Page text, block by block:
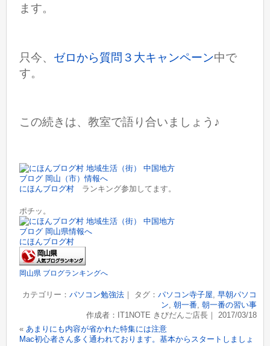
ます。
只今、 ゼロから質問３大キャンペーン中で
す。
この続きは、教室で語り合いましょう♪
にほんブログ村 ランキング参加してます。
ポチッ。
にほんブログ村
岡山県 ブログランキングへ
カテゴリー： パソコン勉強法｜ タグ： パソコン寺子屋 早朝パソコ
ン 朝一番 朝一番の習い事
作成者：IT1NOTE きびだんご店長｜ 2017/03/18
«あまりにも内容が省かれた特集には注意
Mac初心者さん多く通われております。基本からスタートしましょ